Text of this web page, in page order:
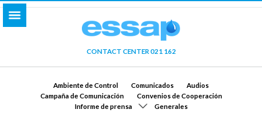
CONTACT CENTER 021 162
Ambiente de Control Comunicados
Audios
Campaña de Comunicación
Convenios de Cooperación
Informe de prensa
Generales